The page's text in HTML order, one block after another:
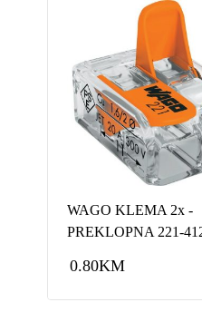
WAGO KLEMA 2x -
PREKLOPNA 221-
0.80KM